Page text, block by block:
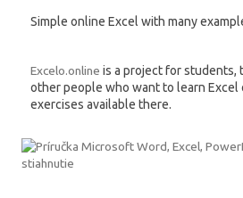
Simple online Excel with many
Excelo.online is a project for students,
other people who want to learn Excel
exercises available there.